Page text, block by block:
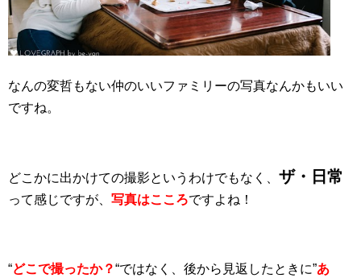
なんの変哲もない仲のいいファミリーの写真なんかもいい
ですね。
どこかに出かけての撮影というわけでもなく、 ザ・日常
って感じですが、 写真はこころですよね！
“どこで撮ったか？“ではなく、後から見返したときに”あ